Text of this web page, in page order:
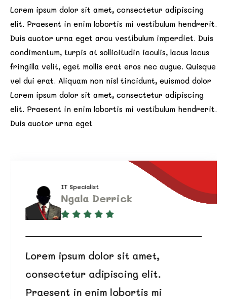
Lorem ipsum dolor sit amet, consectetur adipiscing
elit. Praesent in enim lobortis mi vestibulum hendrerit.
Duis auctor urna eget arcu vestibulum imperdiet. Duis
condimentum, turpis at sollicitudin iaculis, lacus lacus
fringilla velit, eget mollis erat eros nec augue. Quisque
vel dui erat. Aliquam non nisl tincidunt, euismod dolor
Lorem ipsum dolor sit amet, consectetur adipiscing
elit. Praesent in enim lobortis mi vestibulum hendrerit.
Duis auctor urna eget
IT Specialist
Ngala Derrick
Lorem ipsum dolor sit amet,
consectetur adipiscing elit.
Praesent in enim lobortis mi